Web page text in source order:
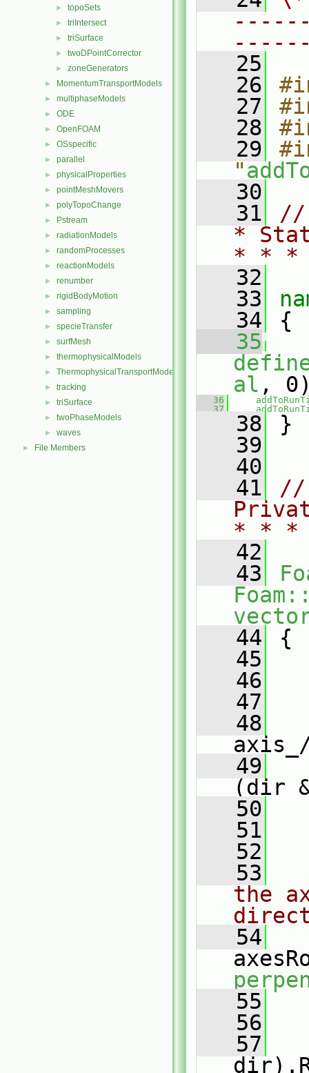
► topoSets
► triIntersect
► triSurface
► twoDPointCorrector
► zoneGenerators
► MomentumTransportModels
► multiphaseModels
► ODE
► OpenFOAM
► OSspecific
► parallel
► physicalProperties
► pointMeshMovers
► polyTopoChange
► Pstream
► radiationModels
► randomProcesses
► reactionModels
► renumber
► rigidBodyMotion
► sampling
► specieTransfer
► surfMesh
► thermophysicalModels
► ThermophysicalTransportModels
► tracking
► triSurface
► twoPhaseModels
► waves
► File Members
   25
   26
   27
   28
   29
"
   30
   31
//
*
* *
   32
   33
   34
{
   35
al ,
   36
   37
   38
}
   39
   40
   41
//
* * *
   42
   43
   44
{
   45
   46
   47
   48
   49
(dir
   50
   51
   52
   53
the
   54
   55
   56
   57